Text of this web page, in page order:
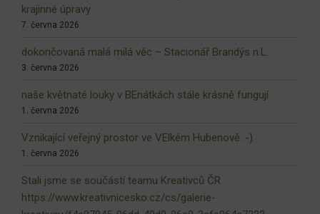
krajinné úpravy
7. června 2026
dokončovaná malá milá věc – Stacionář Brandýs n.L.
3. června 2026
naše květnaté louky v BEnátkách stále krásně fungují
1. června 2026
Vznikající veřejný prostor ve VElkém Hubenově :-)
1. června 2026
Stali jsme se součástí teamu Kreativců ČR
https://www.kreativnicesko.cz/cs/galerie-